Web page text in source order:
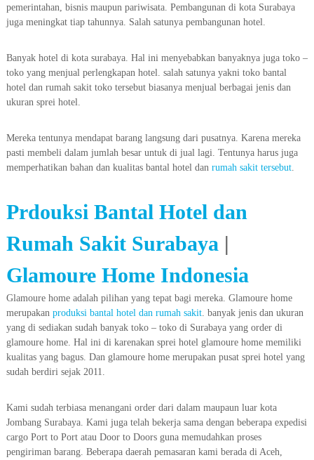
pemerintahan, bisnis maupun pariwisata. Pembangunan di kota Surabaya
juga meningkat tiap tahunnya. Salah satunya pembangunan hotel.
Banyak hotel di kota surabaya. Hal ini menyebabkan banyaknya juga toko –
toko yang menjual perlengkapan hotel. salah satunya yakni toko bantal
hotel dan rumah sakit toko tersebut biasanya menjual berbagai jenis dan
ukuran sprei hotel.
Mereka tentunya mendapat barang langsung dari pusatnya. Karena mereka
pasti membeli dalam jumlah besar untuk di jual lagi. Tentunya harus juga
memperhatikan bahan dan kualitas bantal hotel dan rumah sakit tersebut.
Prdouksi Bantal Hotel dan
Rumah Sakit Surabaya |
Glamoure Home Indonesia
Glamoure home adalah pilihan yang tepat bagi mereka. Glamoure home
merupakan produksi bantal hotel dan rumah sakit. banyak jenis dan ukuran
yang di sediakan sudah banyak toko – toko di Surabaya yang order di
glamoure home. Hal ini di karenakan sprei hotel glamoure home memiliki
kualitas yang bagus. Dan glamoure home merupakan pusat sprei hotel yang
sudah berdiri sejak 2011.
Kami sudah terbiasa menangani order dari dalam maupaun luar kota
Jombang Surabaya. Kami juga telah bekerja sama dengan beberapa expedisi
cargo Port to Port atau Door to Doors guna memudahkan proses
pengiriman barang. Beberapa daerah pemasaran kami berada di Aceh,